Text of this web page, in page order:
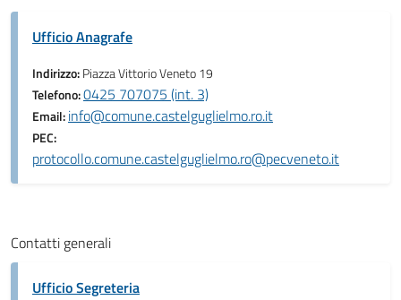
Ufficio Anagrafe
Indirizzo:Piazza Vittorio Veneto 19
Telefono:0425 707075 (int. 3)
Email:info@comune.castelguglielmo.ro.it
PEC:
protocollo.comune.castelguglielmo.ro@pecveneto.it
Contatti generali
Ufficio Segreteria